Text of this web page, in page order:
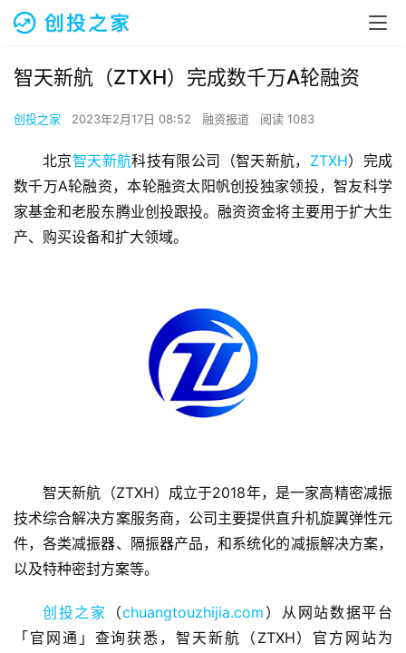
首
页
报
智天新航（ZTXH）完成数千万A轮融资
创投之家 2023年2月17日 08:52 融资报道 阅读 1083
北京智天新航科技有限公司（智天新航， ZTXH）完成
数千万A轮融资，本轮融资太阳帆创投独家领投，智友科学
家基金和老股东腾业创投跟投。融资资金将主要用于扩大生
产、购买设备和扩大领域。
智天新航（ZTXH）成立于2018年，是一家高精密减振
技术综合解决方案服务商，公司主要提供直升机旋翼弹性元
件，各类减振器、隔振器产品，和系统化的减振解决方案，
以及特种密封方案等。
创投之家 （chuangtouzhijia.com ）从网站数据平台
「官网通」查询获悉，智天新航（ZTXH）官方网站为